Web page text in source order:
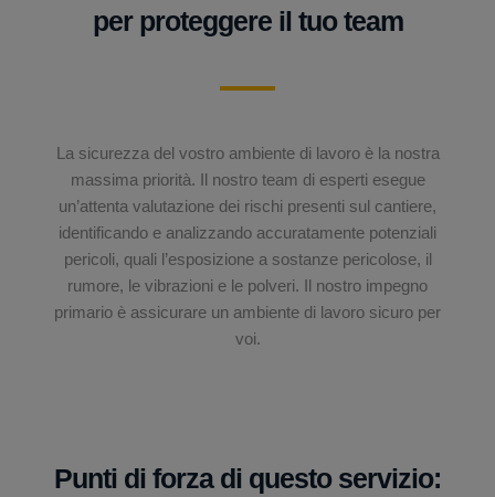
per proteggere il tuo team
La sicurezza del vostro ambiente di lavoro è la nostra
massima priorità. Il nostro team di esperti esegue
un’attenta valutazione dei rischi presenti sul cantiere,
identificando e analizzando accuratamente potenziali
pericoli, quali l’esposizione a sostanze pericolose, il
rumore, le vibrazioni e le polveri. Il nostro impegno
primario è assicurare un ambiente di lavoro sicuro per
voi.
Punti di forza di questo servizio: